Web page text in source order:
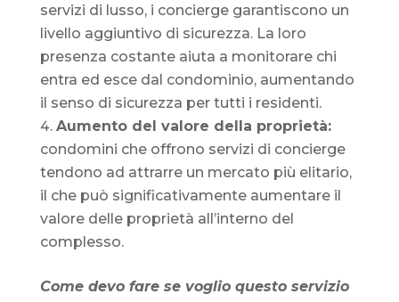
servizi di lusso, i concierge garantiscono un
livello aggiuntivo di sicurezza. La loro
presenza costante aiuta a monitorare chi
entra ed esce dal condominio, aumentando
il senso di sicurezza per tutti i residenti.
Aumento del valore della proprietà:
condomini che offrono servizi di concierge
tendono ad attrarre un mercato più elitario,
il che può significativamente aumentare il
valore delle proprietà all’interno del
complesso.
Come devo fare se voglio questo servizio